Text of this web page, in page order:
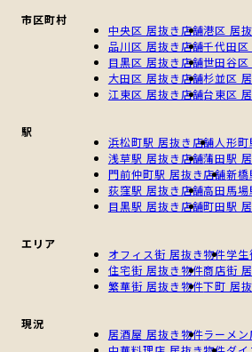
市区町村
中央区 居抜き店舗港区 居
品川区 居抜き店舗千代田
目黒区 居抜き店舗世田谷
大田区 居抜き店舗杉並区
江東区 居抜き店舗台東区
駅
浜松町駅 居抜き店舗人形
浅草駅 居抜き店舗蒲田駅
門前仲町駅 居抜き店舗新
荻窪駅 居抜き店舗高田馬
目黒駅 居抜き店舗町田駅
エリア
オフィス街 居抜き物件学
住宅街 居抜き物件商店街
繁華街 居抜き物件下町 居
現況
居酒屋 居抜き物件ラーメ